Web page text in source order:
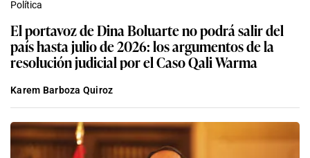
Política
El portavoz de Dina Boluarte no podrá salir del
país hasta julio de 2026: los argumentos de la
resolución judicial por el Caso Qali Warma
Karem Barboza Quiroz